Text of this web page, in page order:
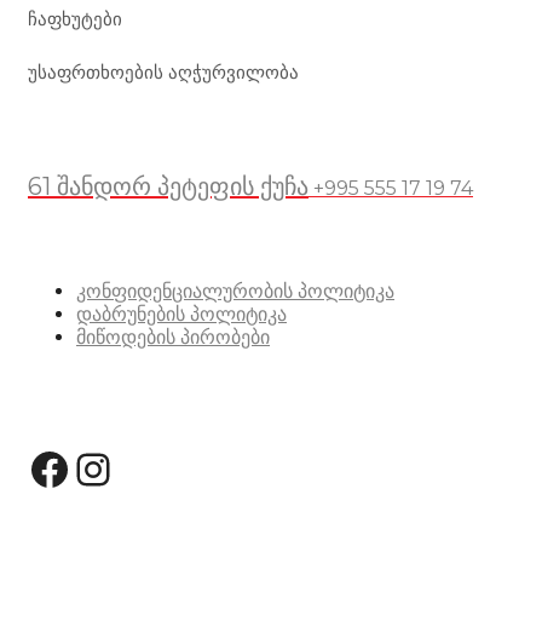
ჩაფხუტები
უსაფრთხოების აღჭურვილობა
61 შანდორ პეტეფის ქუჩა +995 555 17 19 74
კონფიდენციალურობის პოლიტიკა
დაბრუნების პოლიტიკა
მიწოდების პირობები
Facebook
Instagram